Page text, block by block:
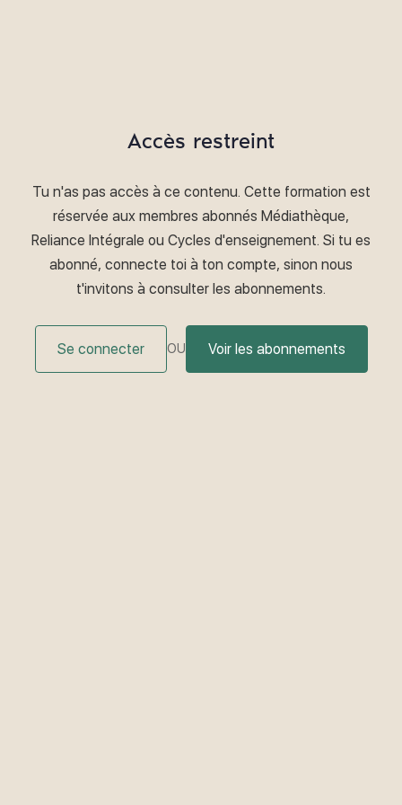
Accès restreint
Tu n'as pas accès à ce contenu. Cette formation est
réservée aux membres abonnés Médiathèque,
Reliance Intégrale ou Cycles d'enseignement. Si tu es
abonné, connecte toi à ton compte, sinon nous
t'invitons à consulter les abonnements.
Se connecter OU Voir les abonnements